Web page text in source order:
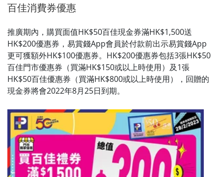
百佳消費券優惠
推廣期內，購買面值HK$50百佳現金券滿HK$1,500送
HK$200優惠券，易賞錢App會員於付款前出示易賞錢App
更可獲額外HK$100優惠券。HK$200優惠券包括3張HK$50
百佳門市優惠券（買滿HK$150或以上時使用）及1張
HK$50百佳優惠券（買滿HK$800或以上時使用），回贈的
現金券將會2022年8月25日到期。